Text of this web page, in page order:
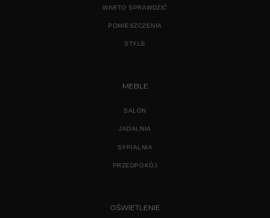
WARTO SPRAWDZIĆ
POMIESZCZENIA
STYLE
MEBLE
SALON
JADALNIA
SYPIALNIA
PRZEDPOKÓJ
OŚWIETLENIE